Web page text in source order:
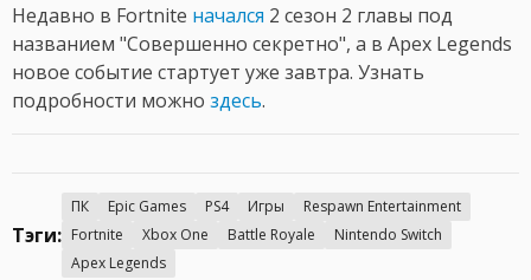
Недавно в Fortnite начался 2 сезон 2 главы под
названием "Совершенно секретно", а в Apex Legends
новое событие стартует уже завтра. Узнать
подробности можно здесь.
Тэги:
ПК Epic Games PS4 Игры
Respawn Entertainment
Fortnite
Xbox One Battle Royale
Nintendo Switch
Apex Legends